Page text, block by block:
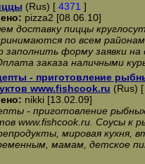
(Rus) [ 4371 ]
pizza2 [08.06.10]
доставку пиццы
по всем
заполнить форму заявки
заказа наличными
- приготовление
www.fishcook.ru (Rus)
nikki [13.02.09]
- приготовление
www.fishcook.ru. Соусы к
мировая кухня,
мамам, детское